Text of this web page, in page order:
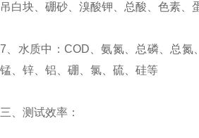
吊白块、硼砂、溴酸钾、总酸、色素、
7、水质中：COD、氨氮、总磷、总氮
锰、锌、铝、硼、氯、硫、硅等
三、测试效率：